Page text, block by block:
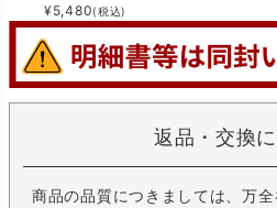
¥5,480(税込)
返品・交換
商品の品質につきましては、万